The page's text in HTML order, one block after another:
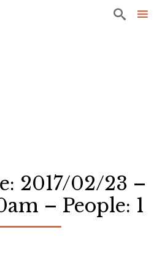

2017/02/23 –
– People: 1